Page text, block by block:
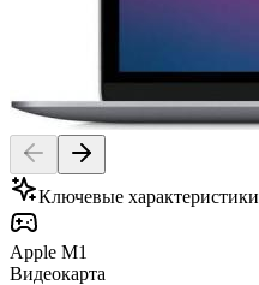
Ключевые характеристики
Apple M1
Видеокарта